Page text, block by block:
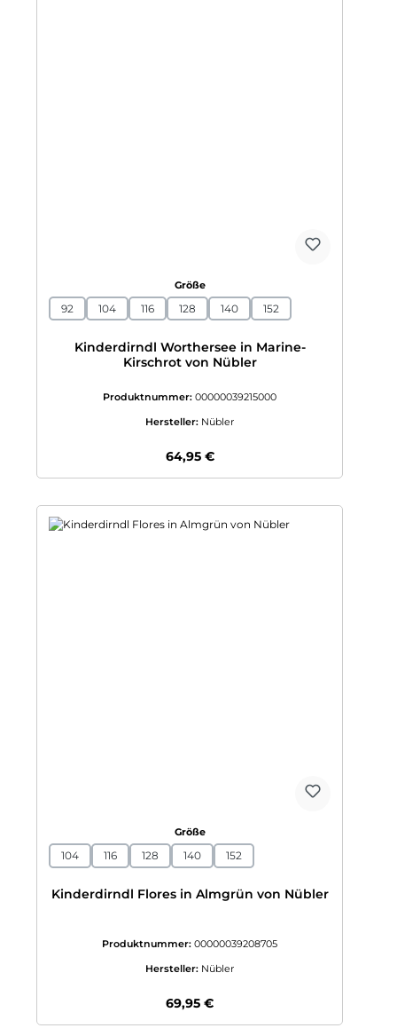
Größeauswählen
92 104 116 128 140 152
Kinderdirndl Worthersee in Marine-
Kirschrot von Nübler
Produktnummer: 00000039215000
Hersteller: Nübler
Regulärer Preis:
64,95 €
Größeauswählen
104 116 128 140 152
Kinderdirndl Flores in Almgrün von Nübler
Produktnummer: 00000039208705
Hersteller: Nübler
Regulärer Preis:
69,95 €